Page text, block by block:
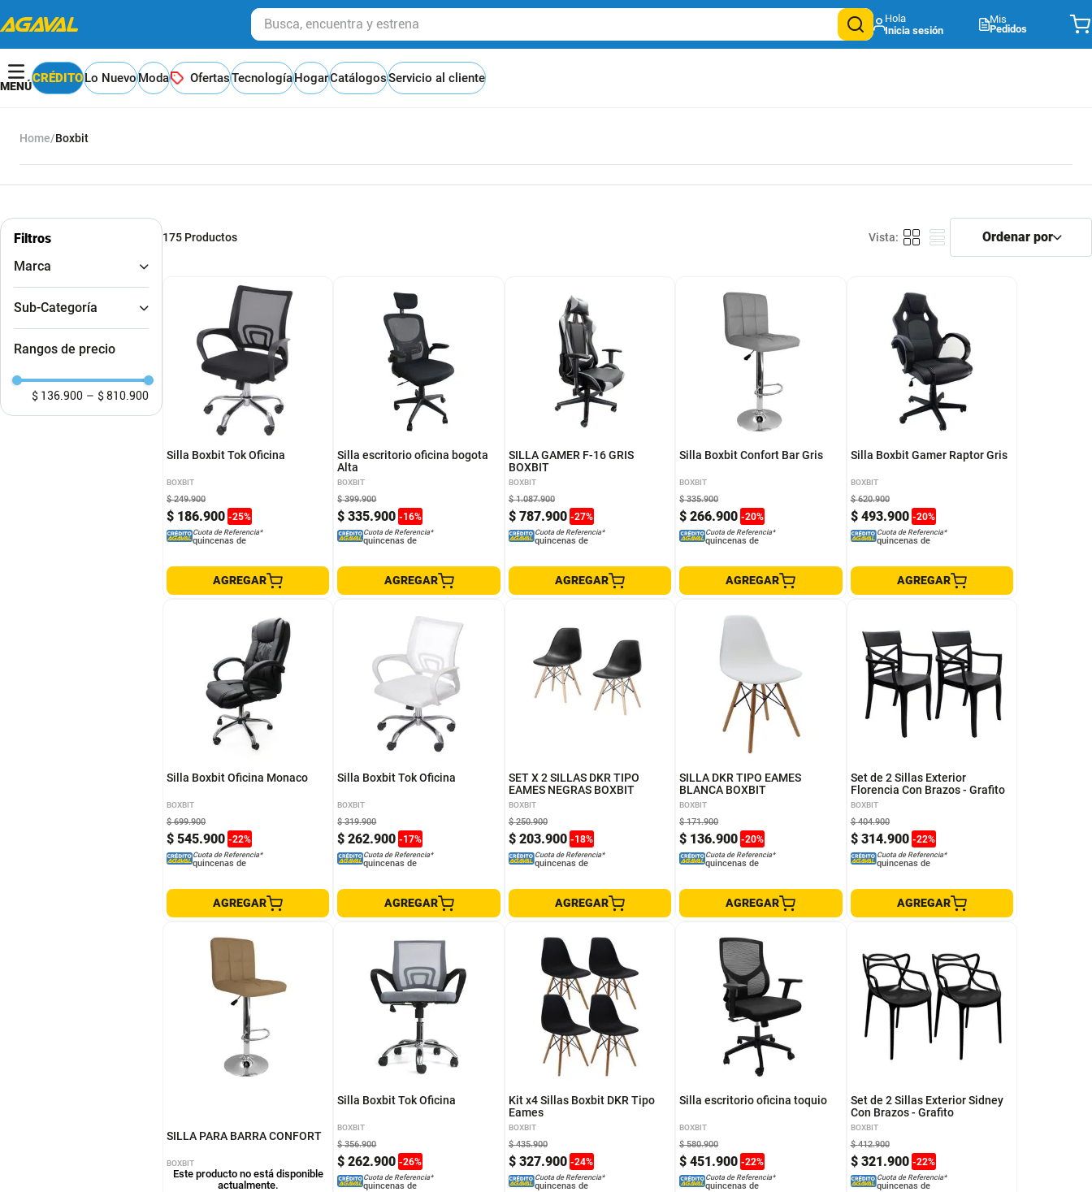
Busca, encuentra y estrena
Mis
Pedidos
CRÉDITOLo NuevoModa OfertasTecnologíaHogarCatálogosServicio al cliente
Boxbit
Filtros
Marca
Sub-Categoría
Exteriores
Sillas de comedor
Mesas de comedor
Rangos de precio
$ 136.900 – $ 810.900
175 Productos
Silla Boxbit Tok Oficina
BOXBIT
$ 186.900 -25%
$ 249.900
Cuota de Referencia*
quincenas de
AGREGAR
Silla escritorio oficina bogota
Alta
BOXBIT
$ 335.900 -16%
$ 399.900
Cuota de Referencia*
quincenas de
AGREGAR
SILLA GAMER F-16 GRIS
BOXBIT
BOXBIT
$ 787.900 -27%
$ 1.087.900
Cuota de Referencia*
quincenas de
AGREGAR
Silla Boxbit Confort Bar Gris
BOXBIT
$ 266.900 -20%
$ 335.900
Cuota de Referencia*
quincenas de
AGREGAR
Silla Boxbit Gamer Raptor Gris
BOXBIT
$ 493.900 -20%
$ 620.900
Cuota de Referencia*
quincenas de
AGREGAR
Silla Boxbit Oficina Monaco
BOXBIT
$ 545.900 -22%
$ 699.900
Cuota de Referencia*
quincenas de
AGREGAR
Silla Boxbit Tok Oficina
BOXBIT
$ 262.900 -17%
$ 319.900
Cuota de Referencia*
quincenas de
AGREGAR
SET X 2 SILLAS DKR TIPO
EAMES NEGRAS BOXBIT
BOXBIT
$ 203.900 -18%
$ 250.900
Cuota de Referencia*
quincenas de
AGREGAR
SILLA DKR TIPO EAMES
BLANCA BOXBIT
BOXBIT
$ 136.900 -20%
$ 171.900
Cuota de Referencia*
quincenas de
AGREGAR
Set de 2 Sillas Exterior
Florencia Con Brazos - Grafito
BOXBIT
$ 314.900 -22%
$ 404.900
Cuota de Referencia*
quincenas de
AGREGAR
SILLA PARA BARRA CONFORT
BOXBIT
Este producto no está disponible
actualmente.
Silla Boxbit Tok Oficina
BOXBIT
$ 262.900 -26%
$ 356.900
Cuota de Referencia*
quincenas de
Kit x4 Sillas Boxbit DKR Tipo
Eames
BOXBIT
$ 327.900 -24%
$ 435.900
Cuota de Referencia*
quincenas de
Silla escritorio oficina toquio
BOXBIT
$ 451.900 -22%
$ 580.900
Cuota de Referencia*
quincenas de
Set de 2 Sillas Exterior Sidney
Con Brazos - Grafito
BOXBIT
$ 321.900 -22%
$ 412.900
Cuota de Referencia*
quincenas de